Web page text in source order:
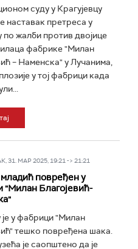
суду у Крагујевцу
наставак претреса у
по жалби против двојице
фабрике "Милан
– Наменска" у Лучанима,
у тој фабрици када
31. МАР 2025, 19:21 -> 21:21
повређен у
"Милан Благојевић-
у фабрици "Милан
тешко повређена шака.
је саопштено да је